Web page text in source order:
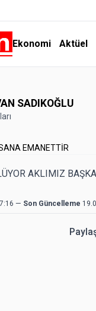
Ekonomi Aktüel
SADIKOĞLU
EMANETTİR
AKLIMIZ
— Son Güncelleme